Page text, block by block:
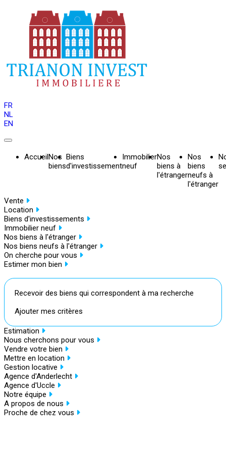
FR
NL
EN
AccueilNos
biens
Biens
d'investissement
Immobilier
neuf
Nos
biens à
l'étranger
Nos
biens
neufs à
l'étranger
Vente
Location
Biens d'investissements
Immobilier neuf
Nos biens à l'étranger
Nos biens neufs à l'étranger
On cherche pour vous
Estimer mon bien
Recevoir des biens qui correspondent à ma recherche
Ajouter mes critères
Estimation
Nous cherchons pour vous
Vendre votre bien
Mettre en location
Gestion locative
Agence d'Anderlecht
Agence d'Uccle
Notre équipe
A propos de nous
Proche de chez vous